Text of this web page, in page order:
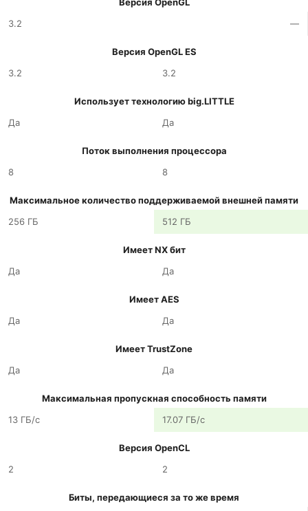
3.2
—
Версия OpenGL ES
3.2
3.2
Использует технологию big.LITTLE
Да
Да
Поток выполнения процессора
8
8
Максимальное количество поддерживаемой внешней памяти
256 ГБ
512 ГБ
Имеет NX бит
Да
Да
Имеет AES
Да
Да
Имеет TrustZone
Да
Да
Максимальная пропускная способность памяти
13 ГБ/с
17.07 ГБ/с
Версия OpenCL
2
2
Биты, передающиеся за то же время